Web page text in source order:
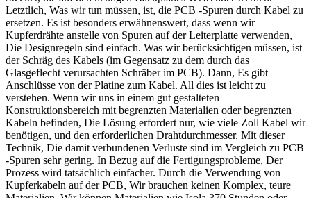
Letztlich, Was wir tun müssen, ist, die PCB -Spuren durch Kabel zu
ersetzen. Es ist besonders erwähnenswert, dass wenn wir
Kupferdrähte anstelle von Spuren auf der Leiterplatte verwenden,
Die Designregeln sind einfach. Was wir berücksichtigen müssen, ist
der Schräg des Kabels (im Gegensatz zu dem durch das
Glasgeflecht verursachten Schräber im PCB). Dann, Es gibt
Anschlüsse von der Platine zum Kabel. All dies ist leicht zu
verstehen. Wenn wir uns in einem gut gestalteten
Konstruktionsbereich mit begrenzten Materialien oder begrenzten
Kabeln befinden, Die Lösung erfordert nur, wie viele Zoll Kabel wir
benötigen, und den erforderlichen Drahtdurchmesser. Mit dieser
Technik, Die damit verbundenen Verluste sind im Vergleich zu PCB
-Spuren sehr gering. In Bezug auf die Fertigungsprobleme, Der
Prozess wird tatsächlich einfacher. Durch die Verwendung von
Kupferkabeln auf der PCB, Wir brauchen keinen Komplex, teure